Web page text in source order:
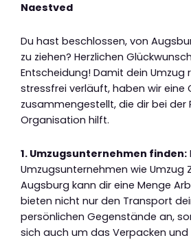
Naestved
Du hast beschlossen, von
zu ziehen? Herzlichen
Entscheidung! Damit dein Umzug
stressfrei verläuft, haben wir eine
zusammengestellt, die dir bei der
Organisation hilft.
1. Umzugsunternehmen finden:
Umzugsunternehmen wie Umzug
Augsburg kann dir eine Menge
bieten nicht nur den Transport
persönlichen Gegenstände an,
sich auch um das Verpacken